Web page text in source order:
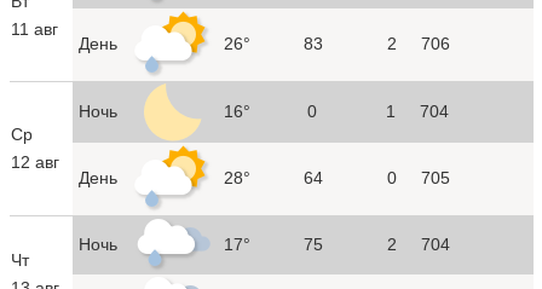
11 авг
День 26° 83 2 706
Ср
12 авг
Ночь 16° 0 1 704
День 28° 64 0 705
Чт
Ночь 17° 75 2 704